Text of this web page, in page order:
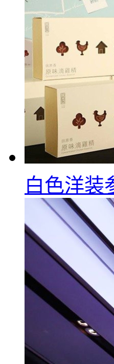
白色洋装